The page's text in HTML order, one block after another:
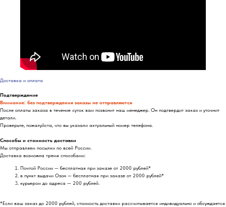
Доставка и оплата
Подтверждение
Внимание: без подтверждения заказы не отправляются
После оплаты заказа в течение суток вам позвонит наш менеджер. Он подтвердит заказ и уточнит
детали.
Проверьте, пожалуйста, что вы указали актуальный номер телефона.
Способы и стоимость доставки
Мы отправляем посылки по всей России.
Доставка возможна тремя способами:
Почтой России — бесплатная при заказе от 2000 рублей*
в пункт выдачи Озон — бесплатная при заказе от 2000 рублей*
курьером до адреса — 200 рублей.
*Если ваш заказ до 2000 рублей, стоимость доставки рассчитывается индивидуально и обсуждается